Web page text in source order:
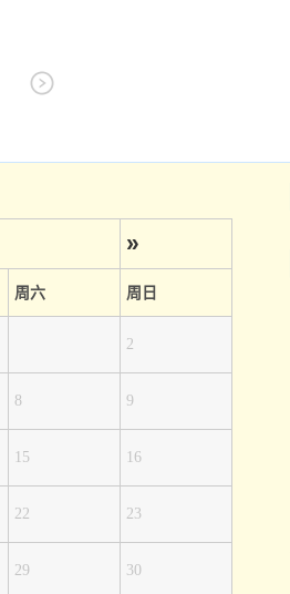
»
周六 周日
2
8 9
15 16
22 23
29 30